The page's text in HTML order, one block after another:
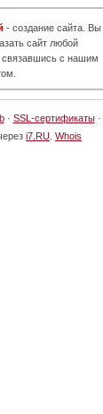
- создание сайта. Вы
сайт любой
связавшись с нашим
· SSL-сертификаты·
i7.RU Whois